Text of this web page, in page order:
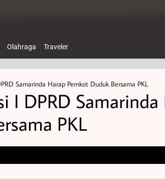
Olahraga Traveler
Samarinda Harap Pemkot Duduk Bersama PKL
I DPRD Samarinda
PKL